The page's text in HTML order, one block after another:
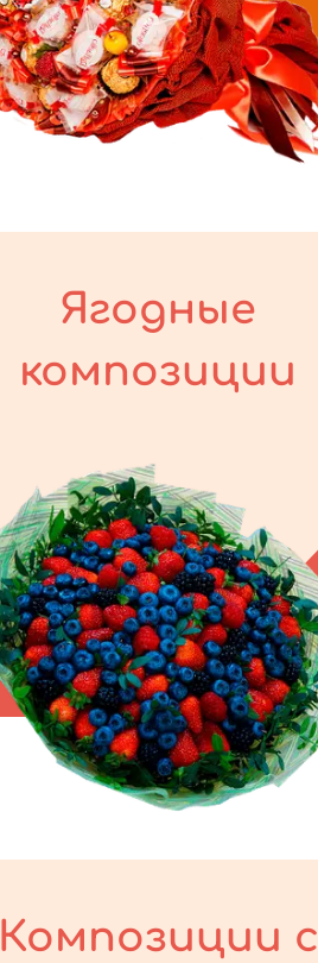
Ягодные
композиции
Композиции с